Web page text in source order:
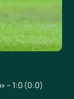
– 1:0 (0:0)